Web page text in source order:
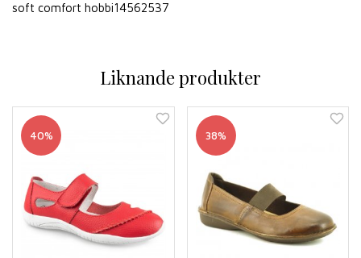
soft comfort hobbi14562537
Liknande produkter
40% 38%